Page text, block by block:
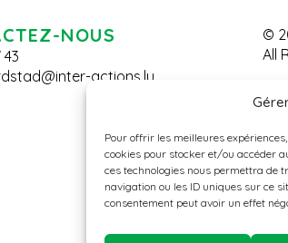
Pour offrir les meilleures
cookies pour stocker et/ou accéder
ces technologies nous permettra de
navigation ou les ID uniques sur ce
consentement peut avoir un effet
NOUS
43
actions.lu
©
All